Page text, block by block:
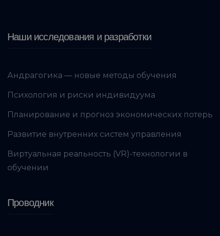
Наши исследования и разработки
Андрагогика — новые методы обучения
Психология и риски индивидуума
Планирование и прогноз экономических потерь
Развитие внутренних систем управления
Виртуальная реальность (VR)-технологии в
обучении
Проводник